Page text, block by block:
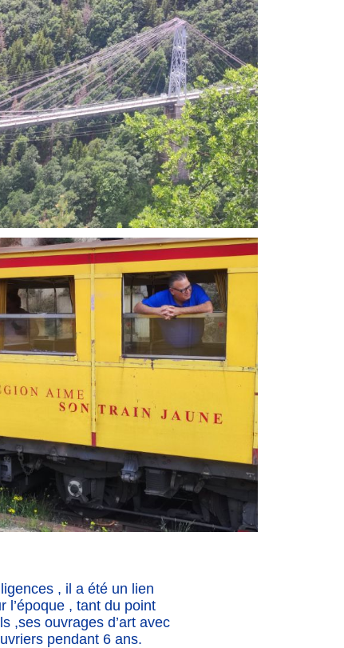
, il a été un lien
l’époque , tant du point
,ses ouvrages d’art avec
pendant 6 ans.